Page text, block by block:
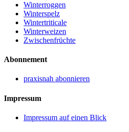
Winterroggen
Winterspelz
Wintertriticale
Winterweizen
Zwischenfrüchte
Abonnement
praxisnah abonnieren
Impressum
Impressum auf einen Blick